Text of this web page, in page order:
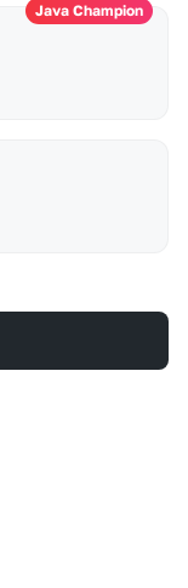
Java Champion